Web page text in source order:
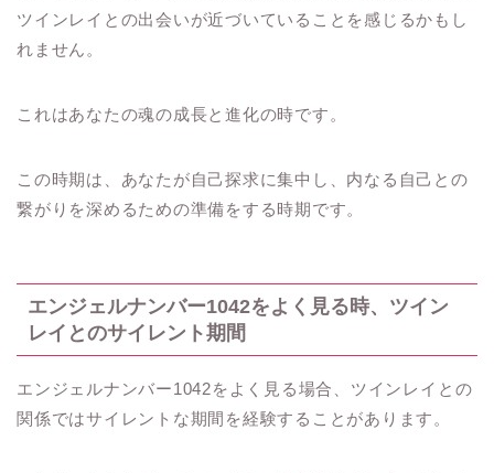
ツインレイとの出会いが近づいていることを感じるかもし
れません。
これはあなたの魂の成長と進化の時です。
この時期は、あなたが自己探求に集中し、内なる自己との
繋がりを深めるための準備をする時期です。
エンジェルナンバー1042をよく見る時、ツイン
レイとのサイレント期間
エンジェルナンバー1042をよく見る場合、ツインレイとの
関係ではサイレントな期間を経験することがあります。